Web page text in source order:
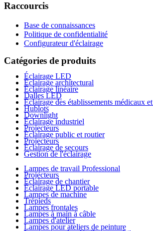
Raccourcis
Base de connaissances
Politique de confidentialité
Configurateur d'éclairage
Catégories de produits
Éclairage LED
Éclairage architectural
Éclairage linéaire
Dalles LED
Éclairage des établissements médicaux
Hublots
Downlight
Éclairage industriel
Projecteurs
Éclairage public et routier
Projecteurs
Éclairage de secours
Gestion de l'éclairage
Lampes de travail Professional
Projecteurs
Éclairage de chantier
Éclairage LED portable
Lampes de machine
Trépieds
Lampes frontales
Lampes à main à câble
Lampes d'atelier
Lampes pour ateliers de peinture